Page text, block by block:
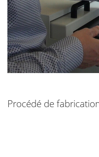
Procédé de